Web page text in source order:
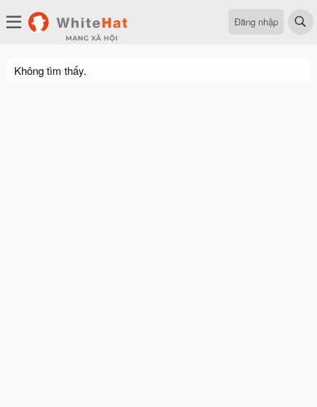
Đăng nhập
Không tìm thấy.